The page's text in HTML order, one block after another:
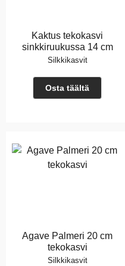
Kaktus tekokasvi
sinkkiruukussa 14 cm
Silkkikasvit
Osta täältä
Agave Palmeri 20 cm
tekokasvi
Silkkikasvit